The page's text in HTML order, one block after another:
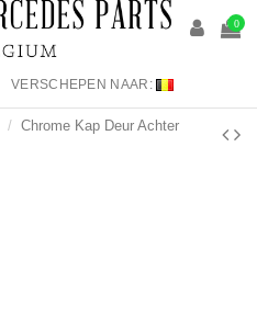
0
VERSCHEPEN NAAR:
Chrome Kap Deur Achter